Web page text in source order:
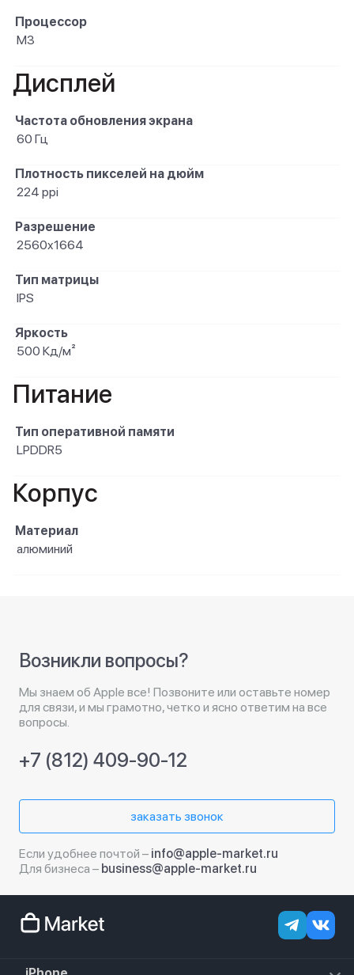
Процессор
M3
Дисплей
Частота обновления экрана
60 Гц
Плотность пикселей на дюйм
224 ppi
Разрешение
2560x1664
Тип матрицы
IPS
Яркость
500 Кд/м²
Питание
Тип оперативной памяти
LPDDR5
Корпус
Материал
алюминий
Возникли вопросы?
Мы знаем об Apple все! Позвоните или оставьте номер
для связи, и мы грамотно, четко и ясно ответим на все
вопросы.
+7 (812) 409-90-12
заказать звонок
Если удобнее почтой – info@apple-market.ru
Для бизнеса – business@apple-market.ru